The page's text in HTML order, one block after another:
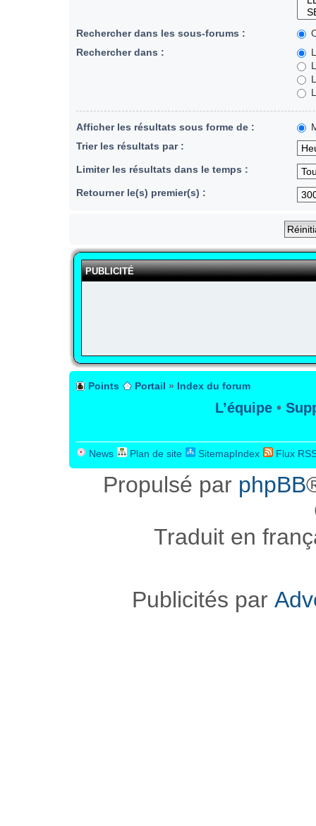
Rechercher dans les sous-forums :
Rechercher dans :
Afficher les résultats sous forme de :
Trier les résultats par :
Limiter les résultats dans le temps :
Retourner le(s) premier(s) :
PUBLICITÉ
Points Portail » Index du forum
L’équipe •
News Plan de site SitemapIndex Flux
Propulsé par phpBB
Traduit en
Publicités par